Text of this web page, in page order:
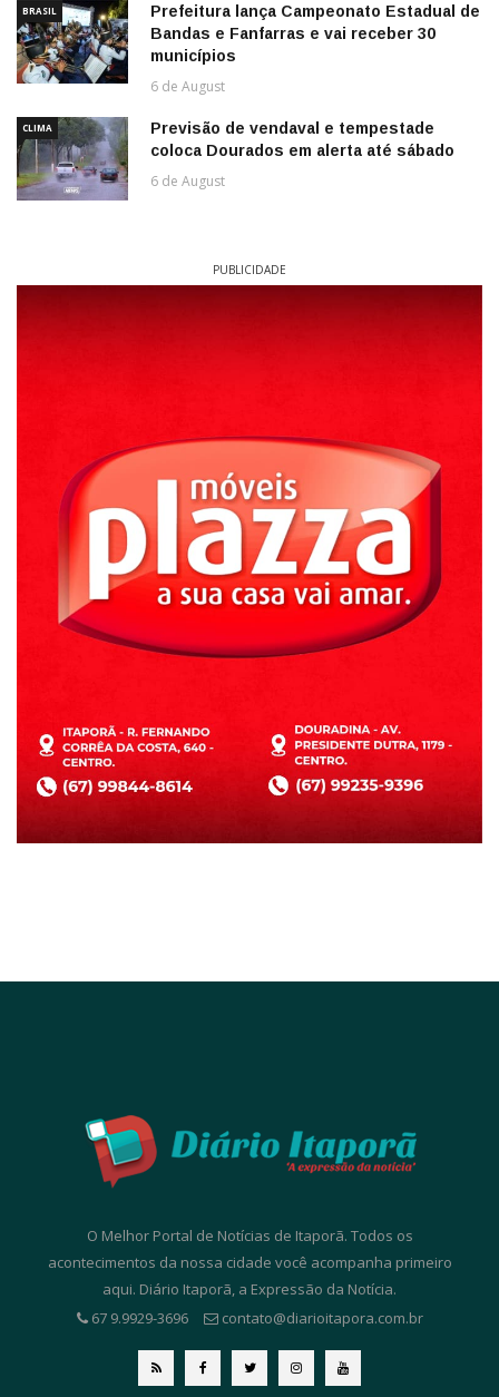
BRASIL
Prefeitura lança Campeonato Estadual de
Bandas e Fanfarras e vai receber 30
municípios
6 de August
CLIMA
Previsão de vendaval e tempestade
coloca Dourados em alerta até sábado
6 de August
PUBLICIDADE
O Melhor Portal de Notícias de Itaporã. Todos os
acontecimentos da nossa cidade você acompanha primeiro
aqui. Diário Itaporã, a Expressão da Notícia.
67 9.9929-3696
contato@diarioitapora.com.br